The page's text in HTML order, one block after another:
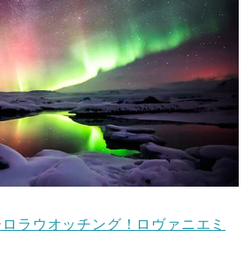
ラウオッチング！ロヴァニエミ